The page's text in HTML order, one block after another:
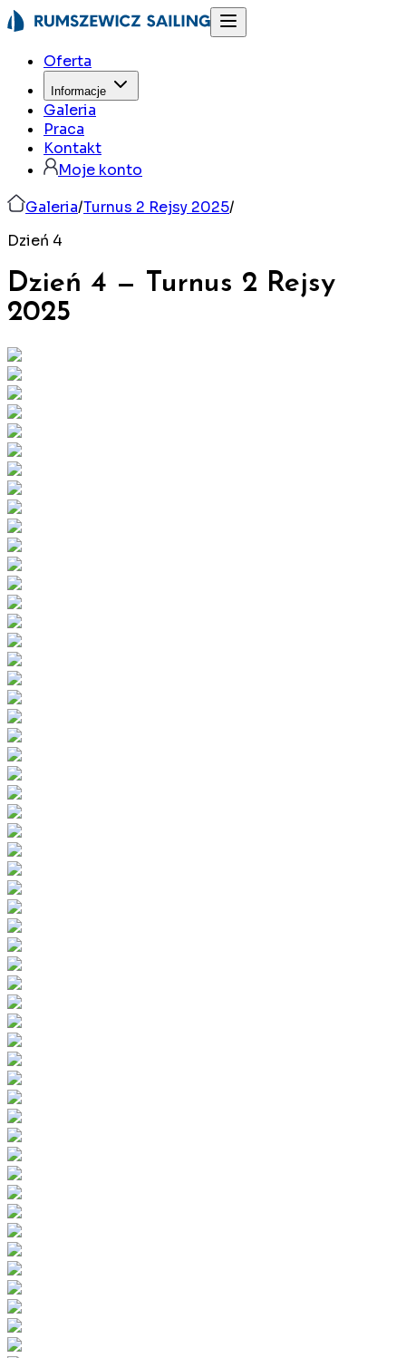
Oferta
Informacje
Galeria
Praca
Kontakt
Moje konto
Galeria/Turnus 2 Rejsy 2025/
Dzień 4
Dzień 4 —
Turnus 2 Rejsy
2025